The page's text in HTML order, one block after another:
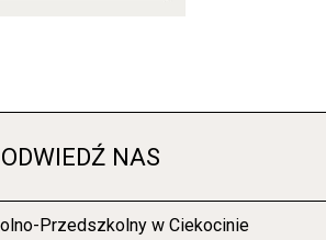
ODWIEDŹ NAS
Przedszkolny w Ciekocinie